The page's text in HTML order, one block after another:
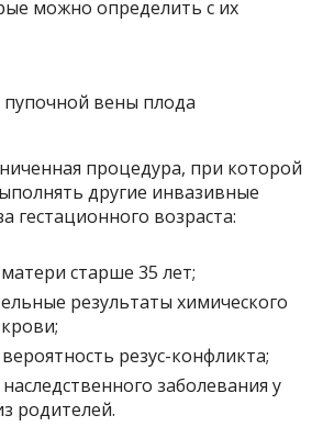
вены плода
процедура, при которой
другие инвазивные
гестационного возраста:
старше 35 лет;
результаты химического
резус-конфликта;
заболевания у
родителей.